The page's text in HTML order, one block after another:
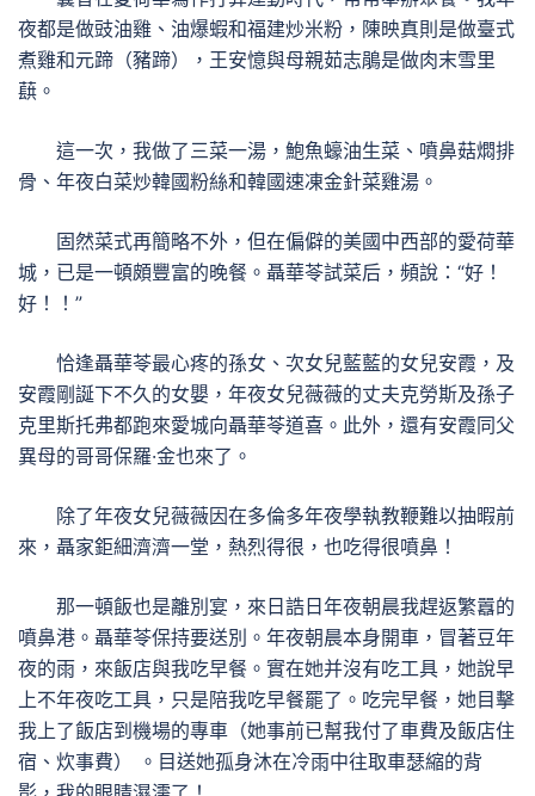
夜都是做豉油雞、油爆蝦和福建炒米粉，陳映真則是做臺式
煮雞和元蹄（豬蹄），王安憶與母親茹志鵑是做肉末雪里
蕻。
這一次，我做了三菜一湯，鮑魚蠔油生菜、噴鼻菇燜排
骨、年夜白菜炒韓國粉絲和韓國速凍金針菜雞湯。
固然菜式再簡略不外，但在偏僻的美國中西部的愛荷華
城，已是一頓頗豐富的晚餐。聶華苓試菜后，頻說：“好！
好！！”
恰逢聶華苓最心疼的孫女、次女兒藍藍的女兒安霞，及
安霞剛誕下不久的女嬰，年夜女兒薇薇的丈夫克勞斯及孫子
克里斯托弗都跑來愛城向聶華苓道喜。此外，還有安霞同父
異母的哥哥保羅·金也來了。
除了年夜女兒薇薇因在多倫多年夜學執教鞭難以抽暇前
來，聶家鉅細濟濟一堂，熱烈得很，也吃得很噴鼻！
那一頓飯也是離別宴，來日誥日年夜朝晨我趕返繁囂的
噴鼻港。聶華苓保持要送別。年夜朝晨本身開車，冒著豆年
夜的雨，來飯店與我吃早餐。實在她并沒有吃工具，她說早
上不年夜吃工具，只是陪我吃早餐罷了。吃完早餐，她目擊
我上了飯店到機場的專車（她事前已幫我付了車費及飯店住
宿、炊事費） 。目送她孤身沐在冷雨中往取車瑟縮的背